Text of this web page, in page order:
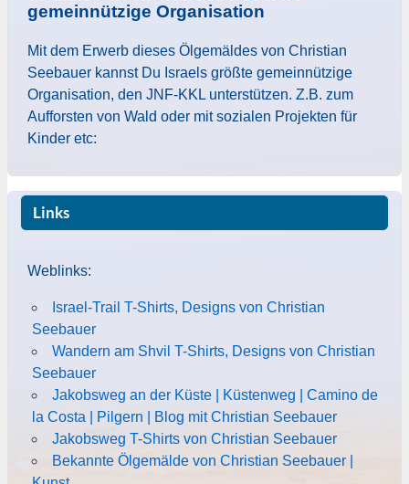
gemeinnützige Organisation
Mit dem Erwerb dieses Ölgemäldes von Christian
Seebauer kannst Du Israels größte gemeinnützige
Organisation, den JNF-KKL unterstützen. Z.B. zum
Aufforsten von Wald oder mit sozialen Projekten für
Kinder etc:
Links
Weblinks:
Israel-Trail T-Shirts, Designs von Christian
Seebauer
Wandern am Shvil T-Shirts, Designs von Christian
Seebauer
Jakobsweg an der Küste | Küstenweg | Camino de
la Costa | Pilgern | Blog mit Christian Seebauer
Jakobsweg T-Shirts von Christian Seebauer
Bekannte Ölgemälde von Christian Seebauer |